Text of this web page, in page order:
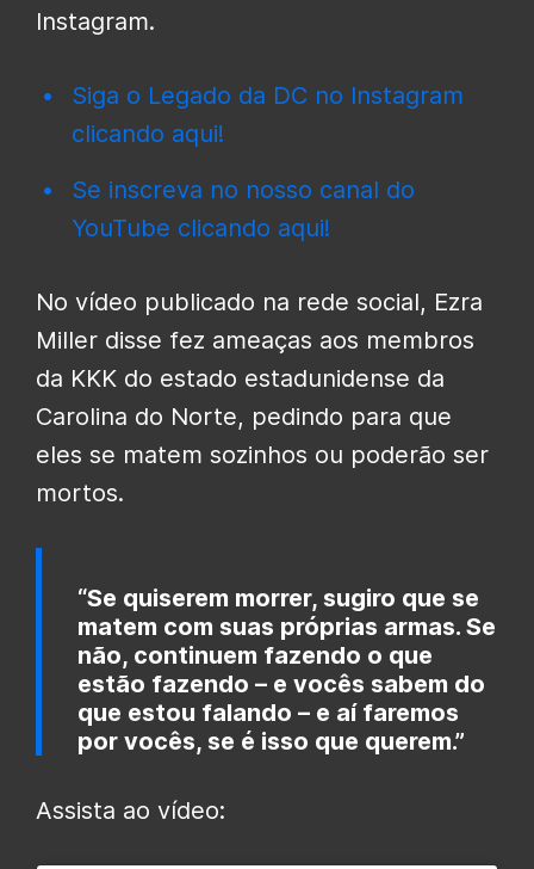
Instagram.
Siga o Legado da DC no Instagram
clicando aqui!
Se inscreva no nosso canal do
YouTube clicando aqui!
No vídeo publicado na rede social, Ezra
Miller disse fez ameaças aos membros
da KKK do estado estadunidense da
Carolina do Norte, pedindo para que
eles se matem sozinhos ou poderão ser
mortos.
“Se quiserem morrer, sugiro que se
matem com suas próprias armas. Se
não, continuem fazendo o que
estão fazendo – e vocês sabem do
que estou falando – e aí faremos
por vocês, se é isso que querem.”
Assista ao vídeo: